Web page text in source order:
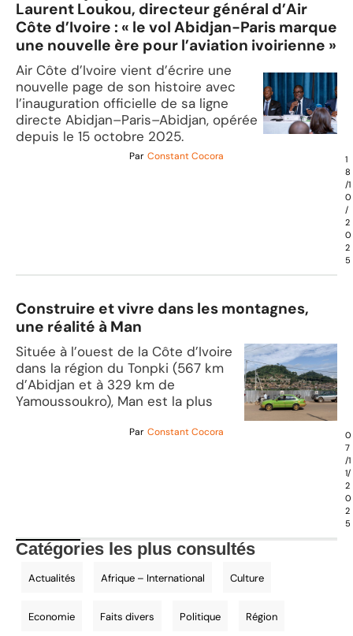
Laurent Loukou, directeur général d’Air
Côte d’Ivoire : « le vol Abidjan-Paris marque
une nouvelle ère pour l’aviation ivoirienne »
Air Côte d’Ivoire vient d’écrire une
nouvelle page de son histoire avec
l’inauguration officielle de sa ligne
directe Abidjan–Paris–Abidjan, opérée
depuis le 15 octobre 2025.
Par Constant Cocora
1
8
/1
0
/
2
0
2
5
Construire et vivre dans les montagnes,
une réalité à Man
Située à l’ouest de la Côte d’Ivoire
dans la région du Tonpki (567 km
d’Abidjan et à 329 km de
Yamoussoukro), Man est la plus
Par Constant Cocora
0
7
/1
1/
2
0
2
5
Catégories les plus consultés
Actualités Afrique – International Culture
Economie Faits divers Politique Région